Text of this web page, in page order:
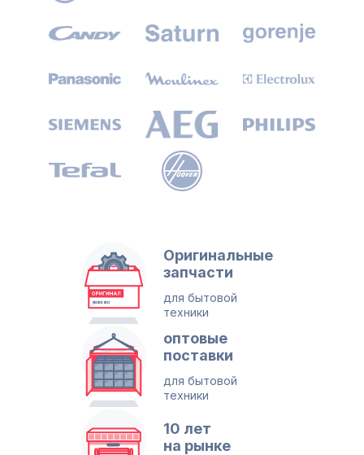
Оригинальные
запчасти
для бытовой
техники
оптовые
поставки
для бытовой
техники
10 лет
на рынке